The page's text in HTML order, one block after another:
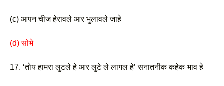
(c) आपन चीज हेरावले आर भुलावले जाहे
(d) सोभे
17. ‘तोय हामरा लुटले हे आर लुटे ले लागल हे’ सनातनीक कहेक भाव हे